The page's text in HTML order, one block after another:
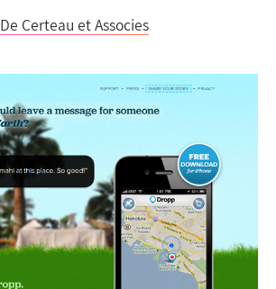
De Certeau et Associes